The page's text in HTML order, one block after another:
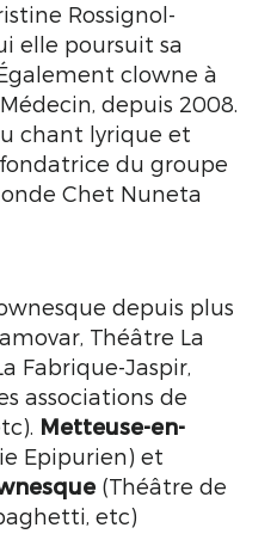
Rossignol-
elle poursuit sa
clowne à
depuis 2008.
chant lyrique et
du groupe
Chet Nuneta
depuis plus
Théâtre La
Fabrique-Jaspir,
associations de
Metteuse-en-
Epipurien) et
(Théâtre de
etc)